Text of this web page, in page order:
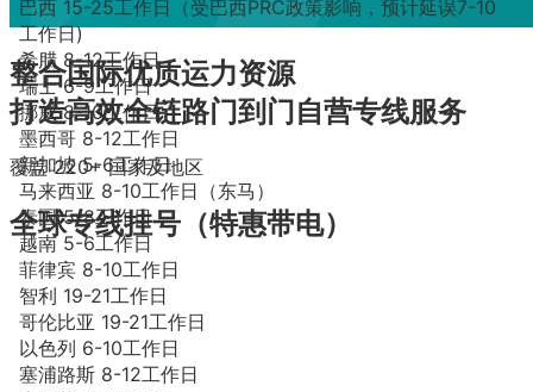
整合国际优质运力资源
打造高效全链路门到门自营专线服务
覆盖220+国家及地区
全球专线挂号（特惠带电）
巴西 15-25工作日（受巴西PRC政策影响，预计延误7-10
工作日)
希腊 8-12工作日
瑞士 6-9工作日
挪威 8-10工作日
墨西哥 8-12工作日
新加坡 5-6工作日
马来西亚 8-10工作日（东马）
泰国 5-8工作日
越南 5-6工作日
菲律宾 8-10工作日
智利 19-21工作日
哥伦比亚 19-21工作日
以色列 6-10工作日
塞浦路斯 8-12工作日